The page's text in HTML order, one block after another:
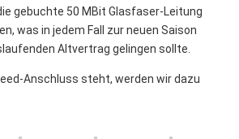
gebuchte 50 MBit Glasfaser-Leitung
was in jedem Fall zur neuen Saison
Altvertrag gelingen sollte.
Anschluss steht, werden wir dazu